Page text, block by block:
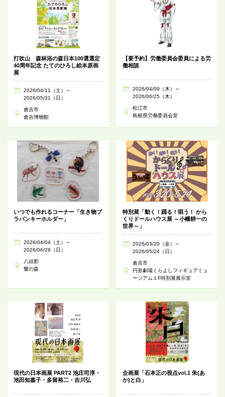
打吹山 森林浴の森日本100選選定
40周年記念 たてのひろし絵本原画
展
2026/04/11（土）～
2026/05/31（日）
倉吉市
倉吉博物館
【要予約】労働委員会委員による労
働相談
2026/04/09（木）～
2026/06/25（木）
松江市
島根県労働委員会室
いつでも作れるコーナー「生き物プ
ラバンキーホルダー」
2026/04/04（土）～
2026/06/28（日）
八頭郡
響の森
特別展「動く！踊る！唄う！ から
くりドールハウス展 ～小幡耕一の
世界～」
2026/03/20（金）～
2026/05/24（日）
倉吉市
円形劇場くらよしフィギュアミュ
ージアム１F特別展展示室
現代の日本画展 PART2 池庄司淳・
池田知嘉子・多留裕二・吉川弘
企画展「石本正の視点vol.1 朱(あ
か)と白」